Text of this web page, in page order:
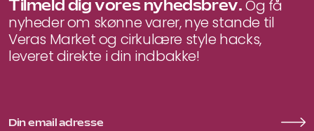
Tilmeld dig vores nyhedsbrev.Og få
nyheder om skønne varer, nye stande til
Veras Market og cirkulære style hacks,
leveret direkte i din indbakke!